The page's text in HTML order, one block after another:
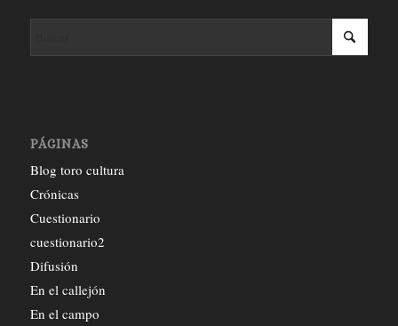
PÁGINAS
Blog toro cultura
Crónicas
Cuestionario
cuestionario2
Difusión
En el callejón
En el campo